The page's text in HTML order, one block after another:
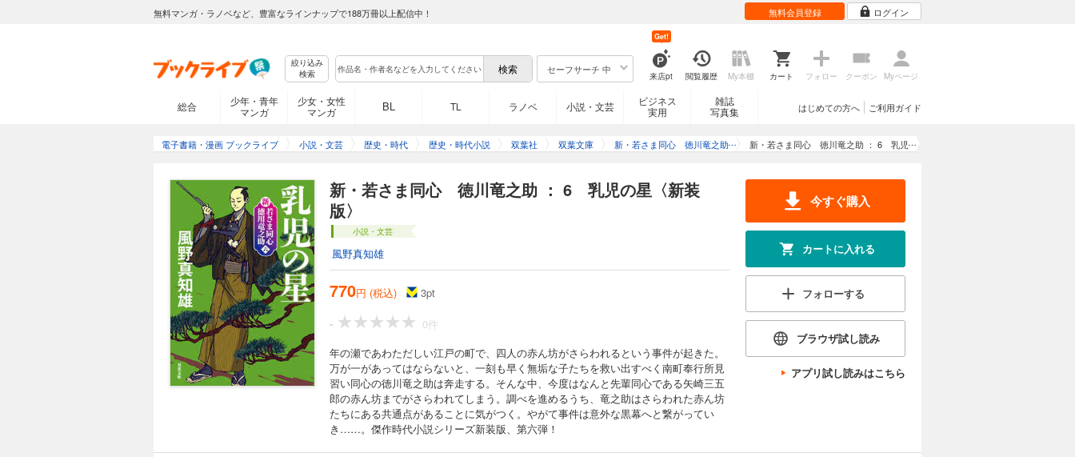
無料マンガ・ラノベなど、豊富なラインナップで188万冊以上配信中！ 無料会員登録 ログイン
絞り込み
検索
セーフサーチ 中
来店pt
Get!
閲覧履歴 My本棚 カート フォロー クーポン Myページ
総合
少年・青年
マンガ
少女・女性
マンガ
BL TL ラノベ 小説・文芸
ビジネス
実用
雑誌
写真集
ご利用ガイド
はじめての方へ
電子書籍・漫画 ブックライブ 小説・文芸 歴史・時代 歴史・時代小説 双葉社 双葉文庫
新・若さま同心 徳川竜之助
新・若さま同心 徳川竜之助 ： 6 乳児
新・若さま同心 徳川竜之助 ： 6 乳児の星〈新装
版〉
小説・文芸
風野真知雄
770円 (税込) 3pt
-
0件
年の瀬であわただしい江戸の町で、四人の赤ん坊がさらわれるという事件が起きた。
万が一があってはならないと、一刻も早く無垢な子たちを救い出すべく南町奉行所見
習い同心の徳川竜之助は奔走する。そんな中、今度はなんと先輩同心である矢崎三五
郎の赤ん坊までがさらわれてしまう。調べを進めるうち、竜之助はさらわれた赤ん坊
たちにある共通点があることに気がつく。やがて事件は意外な黒幕へと繋がってい
き……。傑作時代小説シリーズ新装版、第六弾！
今すぐ購入
カートに入れる
フォローする
ブラウザ試し読み
アプリ試し読みはこちら